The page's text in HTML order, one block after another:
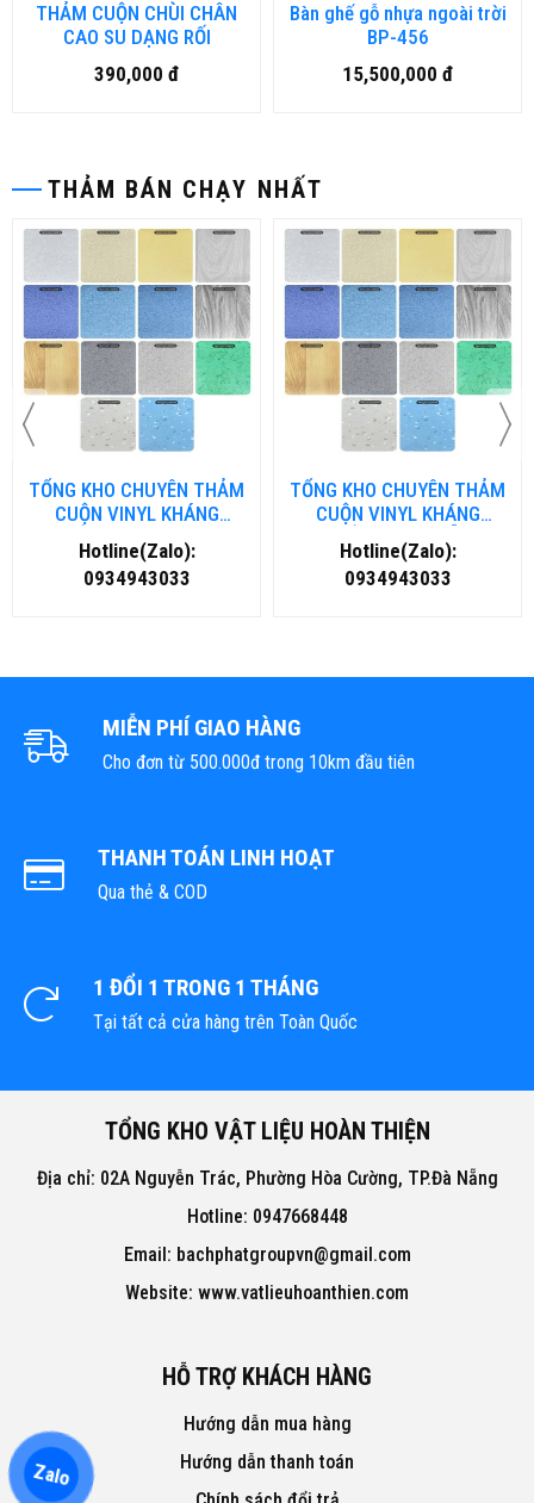
THẢM CUỘN CHÙI CHÂN
CAO SU DẠNG RỐI
390,000 đ
Bàn ghế gỗ nhựa ngoài trời
BP-456
15,500,000 đ
THẢM BÁN CHẠY NHẤT
TỔNG KHO CHUYÊN THẢM
CUỘN VINYL KHÁNG
KHUẨN TẠI NHA TRANG
Hotline(Zalo):
0934943033
TỔNG KHO CHUYÊN THẢM
CUỘN VINYL KHÁNG
KHUẨN TẠI ĐÀ NẴNG
Hotline(Zalo):
0934943033
MIỄN PHÍ GIAO HÀNG
Cho đơn từ 500.000đ trong 10km đầu tiên
THANH TOÁN LINH HOẠT
Qua thẻ & COD
1 ĐỔI 1 TRONG 1 THÁNG
Tại tất cả cửa hàng trên Toàn Quốc
TỔNG KHO VẬT LIỆU HOÀN THIỆN
Địa chỉ: 02A Nguyễn Trác, Phường Hòa Cường, TP.Đà Nẵng
Hotline: 0947668448
Email: bachphatgroupvn@gmail.com
Website: www.vatlieuhoanthien.com
HỖ TRỢ KHÁCH HÀNG
Hướng dẫn mua hàng
Hướng dẫn thanh toán
Zalo